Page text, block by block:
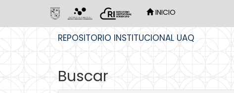
INICIO
REPOSITORIO INSTITUCIONAL UAQ
Buscar